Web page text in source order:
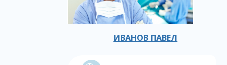
ИВАНОВ ПАВЕЛ